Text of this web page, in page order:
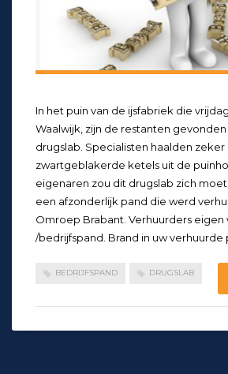
In het puin van de ijsfabriek die
Waalwijk, zijn de restanten gevonden
drugslab. Specialisten haalden zeker
zwartgeblakerde ketels uit de
eigenaren zou dit drugslab zich
een afzonderlijk pand die werd
Omroep Brabant. Verhuurders eigen
/bedrijfspand. Brand in uw verhuurde
BEDRIJFSPAND DRUGSLAB